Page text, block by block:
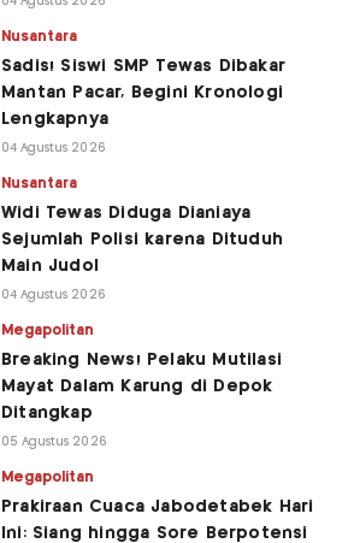
Nusantara
Sadis! Siswi SMP Tewas Dibakar
Mantan Pacar, Begini Kronologi
Lengkapnya
04 Agustus 2026
Nusantara
Widi Tewas Diduga Dianiaya
Sejumlah Polisi karena Dituduh
Main Judol
04 Agustus 2026
Megapolitan
Breaking News! Pelaku Mutilasi
Mayat Dalam Karung di Depok
Ditangkap
05 Agustus 2026
Megapolitan
Prakiraan Cuaca Jabodetabek Hari
Ini: Siang hingga Sore Berpotensi